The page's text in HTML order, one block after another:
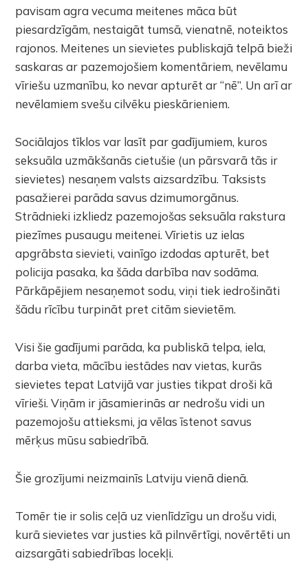
pavisam agra vecuma meitenes māca būt
piesardzīgām, nestaigāt tumsā, vienatnē, noteiktos
rajonos. Meitenes un sievietes publiskajā telpā bieži
saskaras ar pazemojošiem komentāriem, nevēlamu
vīriešu uzmanību, ko nevar apturēt ar “nē”. Un arī ar
nevēlamiem svešu cilvēku pieskārieniem.
Sociālajos tīklos var lasīt par gadījumiem, kuros
seksuāla uzmākšanās cietušie (un pārsvarā tās ir
sievietes) nesaņem valsts aizsardzību. Taksists
pasažierei parāda savus dzimumorgānus.
Strādnieki izkliedz pazemojošas seksuāla rakstura
piezīmes pusaugu meitenei. Vīrietis uz ielas
apgrābsta sievieti, vainīgo izdodas apturēt, bet
policija pasaka, ka šāda darbība nav sodāma.
Pārkāpējiem nesaņemot sodu, viņi tiek iedrošināti
šādu rīcību turpināt pret citām sievietēm.
Visi šie gadījumi parāda, ka publiskā telpa, iela,
darba vieta, mācību iestādes nav vietas, kurās
sievietes tepat Latvijā var justies tikpat droši kā
vīrieši. Viņām ir jāsamierinās ar nedrošu vidi un
pazemojošu attieksmi, ja vēlas īstenot savus
mērķus mūsu sabiedrībā.
Šie grozījumi neizmainīs Latviju vienā dienā.
Tomēr tie ir solis ceļā uz vienlīdzīgu un drošu vidi,
kurā sievietes var justies kā pilnvērtīgi, novērtēti un
aizsargāti sabiedrības locekļi.